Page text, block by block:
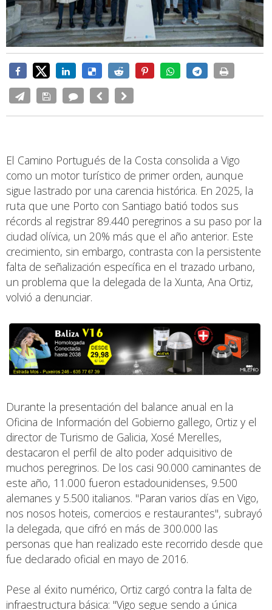
El Camino Portugués de la Costa consolida a Vigo
como un motor turístico de primer orden, aunque
sigue lastrado por una carencia histórica. En 2025, la
ruta que une Porto con Santiago batió todos sus
récords al registrar 89.440 peregrinos a su paso por la
ciudad olívica, un 20% más que el año anterior. Este
crecimiento, sin embargo, contrasta con la persistente
falta de señalización específica en el trazado urbano,
un problema que la delegada de la Xunta, Ana Ortiz,
volvió a denunciar.
Durante la presentación del balance anual en la
Oficina de Información del Gobierno gallego, Ortiz y el
director de Turismo de Galicia, Xosé Merelles,
destacaron el perfil de alto poder adquisitivo de
muchos peregrinos. De los casi 90.000 caminantes de
este año, 11.000 fueron estadounidenses, 9.500
alemanes y 5.500 italianos. "Paran varios días en Vigo,
nos nosos hoteis, comercios e restaurantes", subrayó
la delegada, que cifró en más de 300.000 las
personas que han realizado este recorrido desde que
fue declarado oficial en mayo de 2016.
Pese al éxito numérico, Ortiz cargó contra la falta de
infraestructura básica: "Vigo segue sendo a única